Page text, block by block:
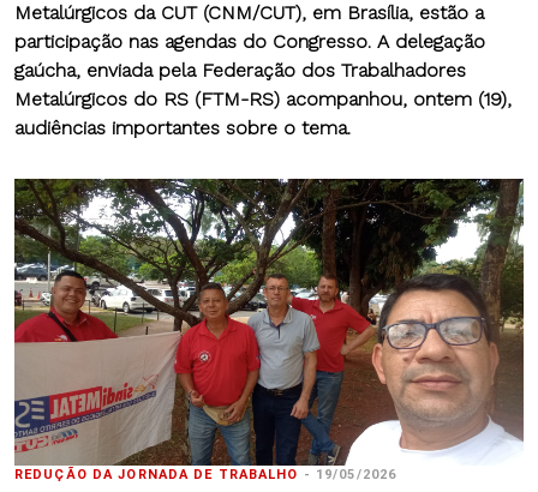
Metalúrgicos da CUT (CNM/CUT), em Brasília, estão a
participação nas agendas do Congresso. A delegação
gaúcha, enviada pela Federação dos Trabalhadores
Metalúrgicos do RS (FTM-RS) acompanhou, ontem (19),
audiências importantes sobre o tema.
REDUÇÃO DA JORNADA DE TRABALHO - 19/05/2026